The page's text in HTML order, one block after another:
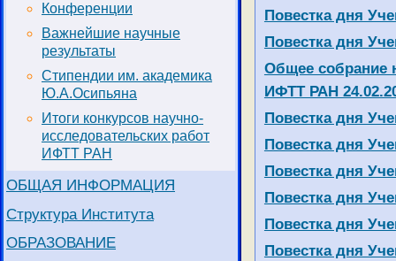
Конференции
Важнейшие научные
результаты
Стипендии им. академика
Ю.А.Осипьяна
Итоги конкурсов научно-
исследовательских работ
ИФТТ РАН
ОБЩАЯ ИНФОРМАЦИЯ
Структура Института
ОБРАЗОВАНИЕ
Повестка дня
Повестка дня
Общее собрание
ИФТТ РАН
Повестка дня
Повестка дня
Повестка дня
Повестка дня
Повестка дня
Повестка дня